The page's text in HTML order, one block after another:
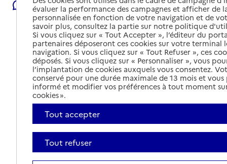
Signaler une erreur
évaluer la performance des campagnes et afficher de
personnalisée en fonction de votre navigation et de
savoir plus, consultez la partie sur notre politique
Si vous cliquez sur « Tout Accepter », l’éditeur du
partenaires déposeront ces cookies sur votre terminal
navigation. Si vous cliquez sur « Tout Refuser », ces
déposés. Si vous cliquez sur « Personnaliser », vous
l’implantation de cookies auxquels vous consentez.
conservé pour une durée maximale de 13 mois et
informé et modifier vos préférences à tout moment
cookies ».
Tout accepter
Tout refuser